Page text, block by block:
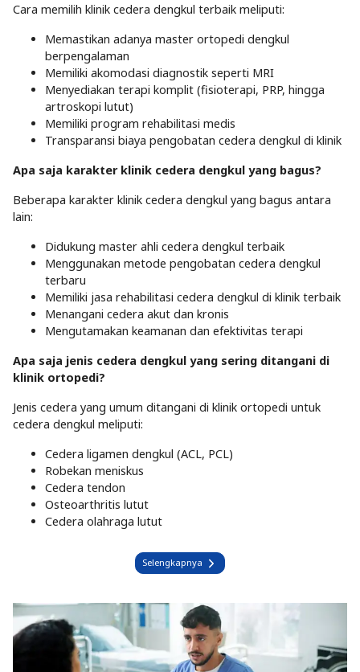
Cara memilih klinik cedera dengkul terbaik meliputi:
Memastikan adanya master ortopedi dengkul
berpengalaman
Memiliki akomodasi diagnostik seperti MRI
Menyediakan terapi komplit (fisioterapi, PRP, hingga
artroskopi lutut)
Memiliki program rehabilitasi medis
Transparansi biaya pengobatan cedera dengkul di klinik
Apa saja karakter klinik cedera dengkul yang bagus?
Beberapa karakter klinik cedera dengkul yang bagus antara
lain:
Didukung master ahli cedera dengkul terbaik
Menggunakan metode pengobatan cedera dengkul
terbaru
Memiliki jasa rehabilitasi cedera dengkul di klinik terbaik
Menangani cedera akut dan kronis
Mengutamakan keamanan dan efektivitas terapi
Apa saja jenis cedera dengkul yang sering ditangani di
klinik ortopedi?
Jenis cedera yang umum ditangani di klinik ortopedi untuk
cedera dengkul meliputi:
Cedera ligamen dengkul (ACL, PCL)
Robekan meniskus
Cedera tendon
Osteoarthritis lutut
Cedera olahraga lutut
Selengkapnya